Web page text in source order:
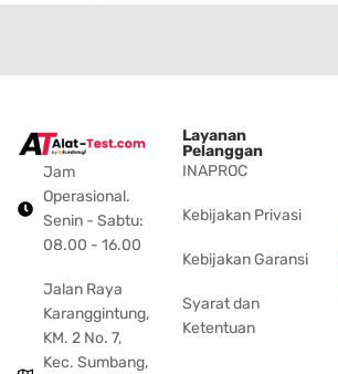
Jam
Operasional.
Senin - Sabtu:
08.00 - 16.00
Jalan Raya
Karanggintung,
KM. 2 No. 7,
Kec. Sumbang,
Layanan
Pelanggan
INAPROC
Kebijakan Privasi
Kebijakan Garansi
Syarat dan
Ketentuan